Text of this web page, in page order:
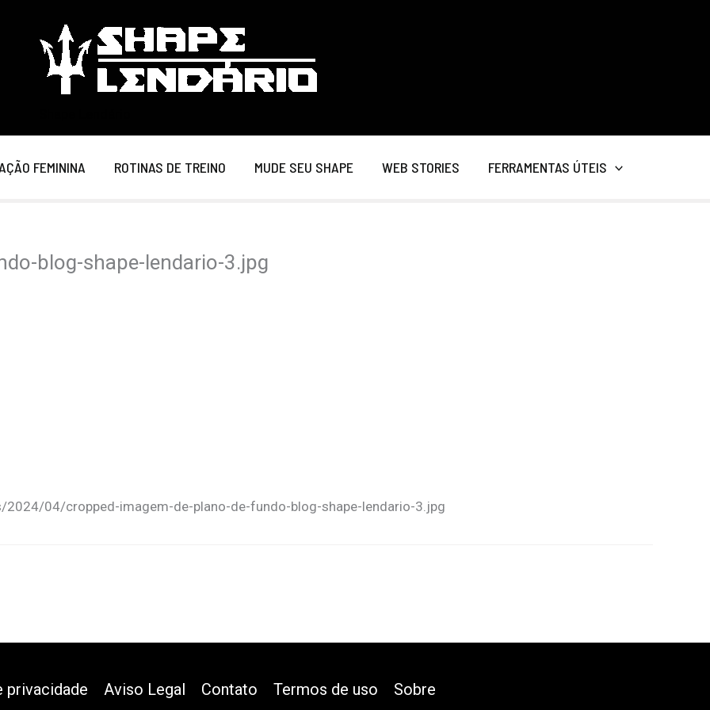
FEMININA ROTINAS DE TREINO MUDE SEU SHAPE WEB STORIES FERRAMENTAS ÚTEIS
blog-shape-lendario-3.jpg
04/cropped-imagem-de-plano-de-fundo-blog-shape-lendario-3.jpg
privacidade Aviso Legal Contato Termos de uso Sobre